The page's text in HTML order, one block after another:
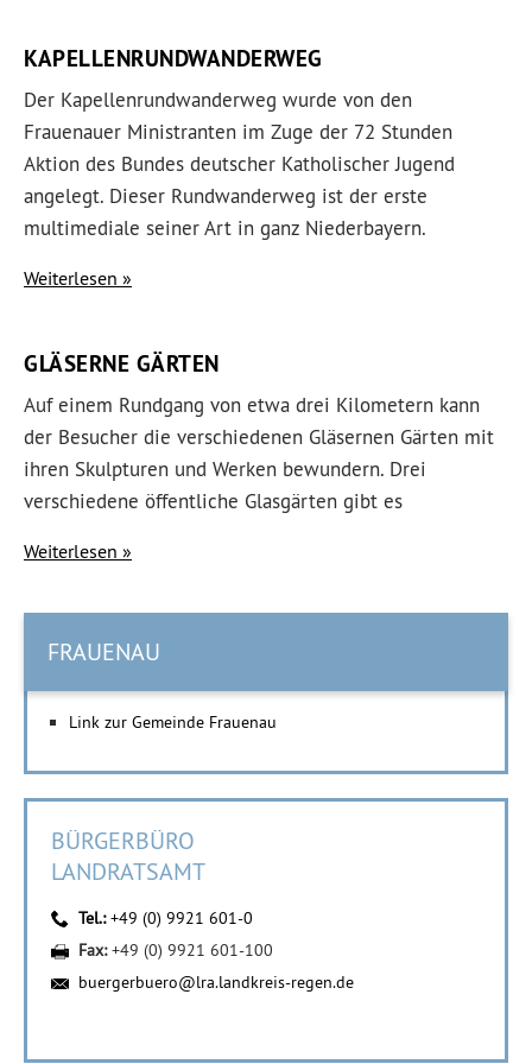
KAPELLENRUNDWANDERWEG
Der Kapellenrundwanderweg wurde von den
Frauenauer Ministranten im Zuge der 72 Stunden
Aktion des Bundes deutscher Katholischer Jugend
angelegt. Dieser Rundwanderweg ist der erste
multimediale seiner Art in ganz Niederbayern.
Weiterlesen
GLÄSERNE GÄRTEN
Auf einem Rundgang von etwa drei Kilometern kann
der Besucher die verschiedenen Gläsernen Gärten mit
ihren Skulpturen und Werken bewundern. Drei
verschiedene öffentliche Glasgärten gibt es
Weiterlesen
FRAUENAU
Link zur Gemeinde Frauenau
BÜRGERBÜRO
LANDRATSAMT
Tel.:+49 (0) 9921 601-0
Fax:+49 (0) 9921 601-100
buergerbuero@lra.landkreis-regen.de